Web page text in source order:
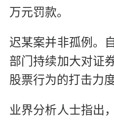
万元罚款。
迟某案并非孤例。
部门持续加大对证
股票行为的打击力度
业界分析人士指出